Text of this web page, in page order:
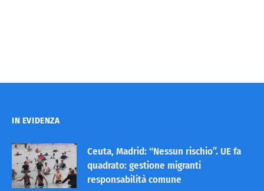
IN EVIDENZA
Ceuta, Madrid: “Nessun rischio”. UE fa
quadrato: gestione migranti
responsabilità comune